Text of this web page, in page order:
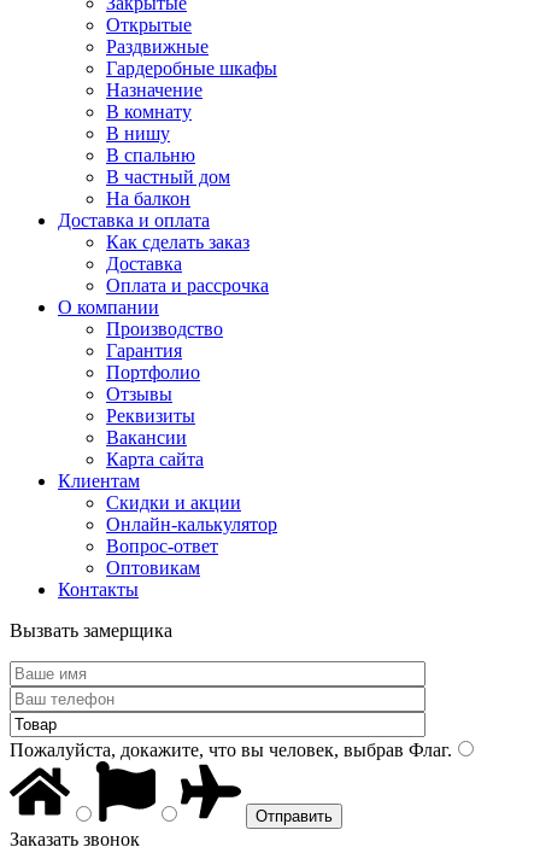
Открытые
Раздвижные
Гардеробные шкафы
Назначение
В комнату
В нишу
В спальню
В частный дом
На балкон
Доставка и оплата
Как сделать заказ
Доставка
Оплата и рассрочка
О компании
Производство
Гарантия
Портфолио
Отзывы
Реквизиты
Вакансии
Карта сайта
Клиентам
Скидки и акции
Онлайн-калькулятор
Вопрос-ответ
Оптовикам
Контакты
Вызвать замерщика
Пожалуйста, докажите, что вы человек, выбрав Флаг.
Заказать звонок